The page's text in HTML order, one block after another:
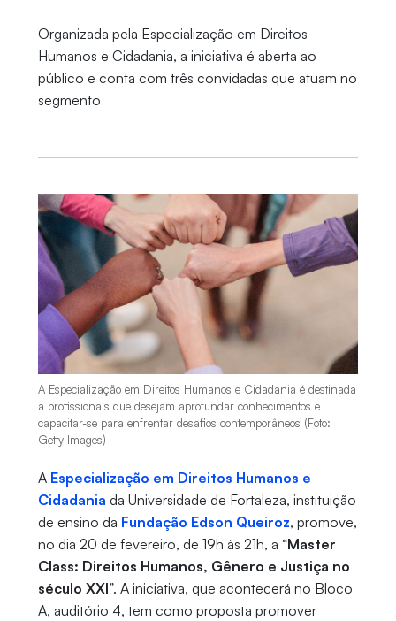
Organizada pela Especialização em Direitos
Humanos e Cidadania, a iniciativa é aberta ao
público e conta com três convidadas que atuam no
segmento
A Especialização em Direitos Humanos e Cidadania é destinada
a profissionais que desejam aprofundar conhecimentos e
capacitar-se para enfrentar desafios contemporâneos (Foto:
Getty Images)
A Especialização em Direitos Humanos e
Cidadania da Universidade de Fortaleza, instituição
de ensino da Fundação Edson Queiroz, promove,
no dia 20 de fevereiro, de 19h às 21h, a “Master
Class: Direitos Humanos, Gênero e Justiça no
século XXI”. A iniciativa, que acontecerá no Bloco
A, auditório 4, tem como proposta promover